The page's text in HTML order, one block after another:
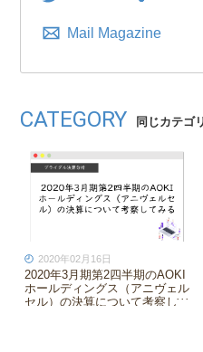
Mail Magazine
CATEGORY 同じカテゴ
2020年02月16日
2020年3月期第2四半期のAOKI
ホールディングス（アニヴェル
セル）の決算について考察して